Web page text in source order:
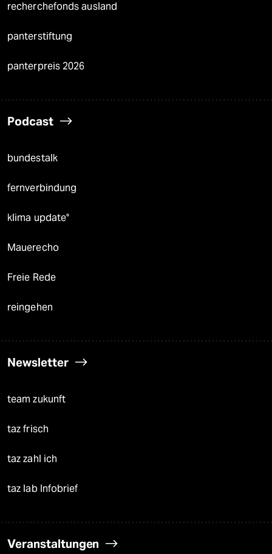
recherchefonds ausland
panterstiftung
panterpreis 2026
Podcast
bundestalk
fernverbindung
klima update°
Mauerecho
Freie Rede
reingehen
Newsletter
team zukunft
taz frisch
taz zahl ich
taz lab Infobrief
Veranstaltungen